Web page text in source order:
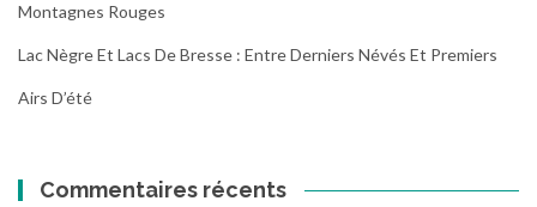
Montagnes Rouges
Lac Nègre Et Lacs De Bresse : Entre Derniers Névés Et Premiers
Airs D’été
Commentaires récents